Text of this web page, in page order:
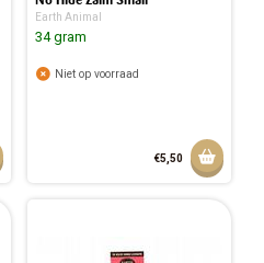
Aan winkelmandje toevoegen
Earth Animal
34 gram
Niet op voorraad
€5,50 Aan